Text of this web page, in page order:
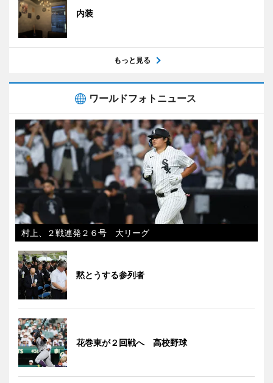
内装
もっと見る
ワールドフォトニュース
村上、２戦連発２６号 大リーグ
黙とうする参列者
花巻東が２回戦へ 高校野球